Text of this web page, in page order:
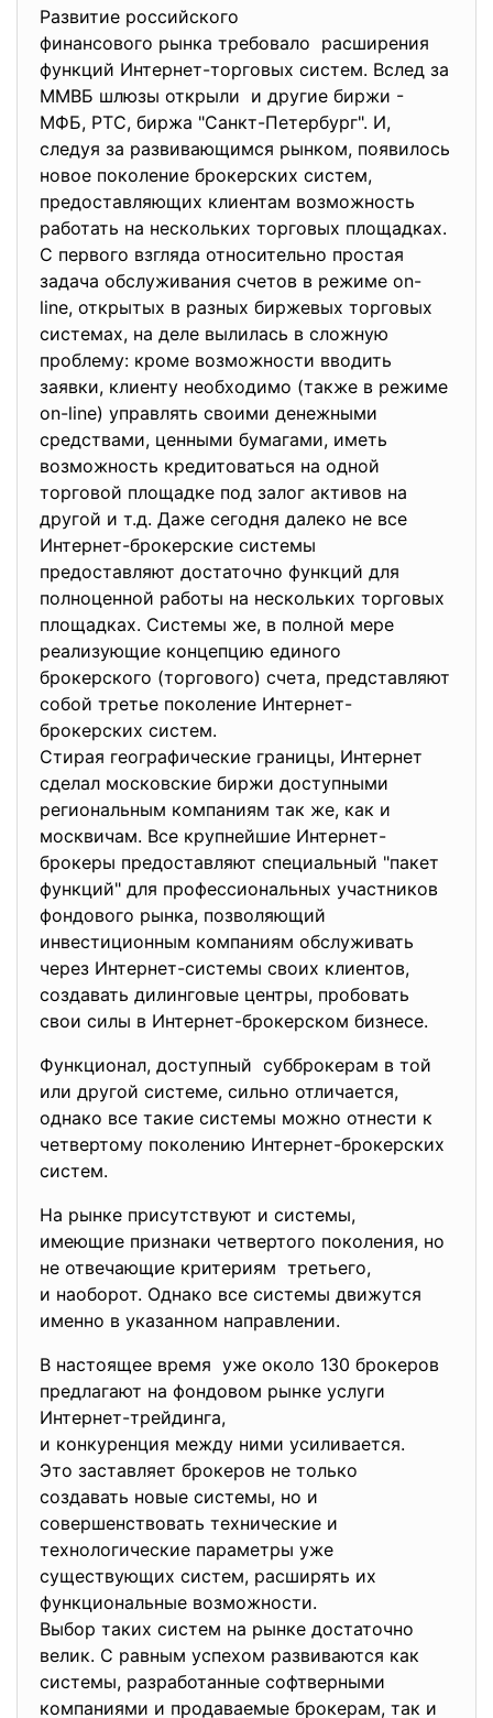
Развитие российского
финансового рынка требовало расширения
функций Интернет-торговых систем. Вслед за
ММВБ шлюзы открыли и другие биржи -
МФБ, РТС, биржа "Санкт-Петербург". И,
следуя за развивающимся рынком, появилось
новое поколение брокерских систем,
предоставляющих клиентам возможность
работать на нескольких торговых площадках.
С первого взгляда относительно простая
задача обслуживания счетов в режиме on-
line, открытых в разных биржевых торговых
системах, на деле вылилась в сложную
проблему: кроме возможности вводить
заявки, клиенту необходимо (также в режиме
on-line) управлять своими денежными
средствами, ценными бумагами, иметь
возможность кредитоваться на одной
торговой площадке под залог активов на
другой и т.д. Даже сегодня далеко не все
Интернет-брокерские системы
предоставляют достаточно функций для
полноценной работы на нескольких торговых
площадках. Системы же, в полной мере
реализующие концепцию единого
брокерского (торгового) счета, представляют
собой третье поколение Интернет-
брокерских систем.
Стирая географические границы, Интернет
сделал московские биржи доступными
региональным компаниям так же, как и
москвичам. Все крупнейшие Интернет-
брокеры предоставляют специальный "пакет
функций" для профессиональных участников
фондового рынка, позволяющий
инвестиционным компаниям обслуживать
через Интернет-системы своих клиентов,
создавать дилинговые центры, пробовать
свои силы в Интернет-брокерском бизнесе.
Функционал, доступный субброкерам в той
или другой системе, сильно отличается,
однако все такие системы можно отнести к
четвертому поколению Интернет-брокерских
систем.
На рынке присутствуют и системы,
имеющие признаки четвертого поколения, но
не отвечающие критериям третьего,
и наоборот. Однако все системы движутся
именно в указанном направлении.
В настоящее время уже около 130 брокеров
предлагают на фондовом рынке услуги
Интернет-трейдинга,
и конкуренция между ними усиливается.
Это заставляет брокеров не только
создавать новые системы, но и
совершенствовать технические и
технологические параметры уже
существующих систем, расширять их
функциональные возможности.
Выбор таких систем на рынке достаточно
велик. С равным успехом развиваются как
системы, разработанные софтверными
компаниями и продаваемые брокерам, так и